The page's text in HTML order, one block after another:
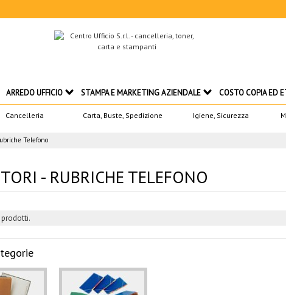
Cancelleria Carta, Buste, Spedizione Igiene, Sicurezza
ARREDO UFFICIO STAMPA E MARKETING AZIENDALE COSTO COPIA ED
Telefono
- RUBRICHE TELEFONO
prodotti.